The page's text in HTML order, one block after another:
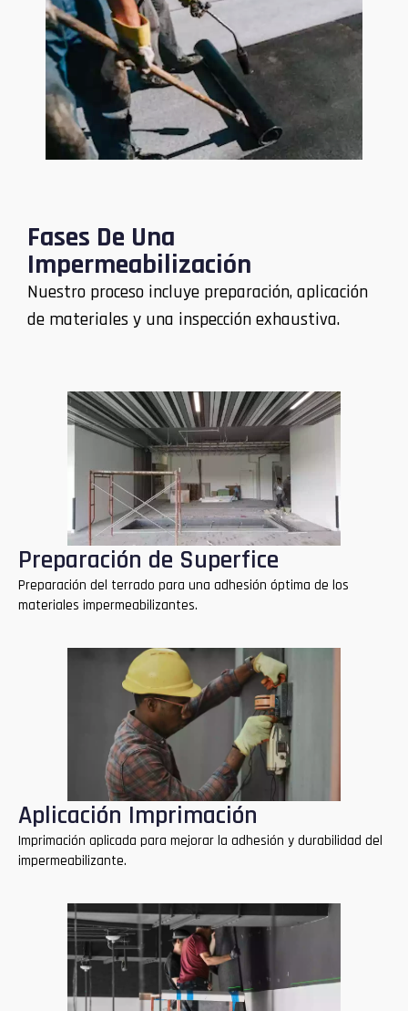
Fases De Una
Impermeabilización
Nuestro proceso incluye preparación, aplicación
de materiales y una inspección exhaustiva.
Preparación de Superfice
Preparación del terrado para una adhesión óptima de los
materiales impermeabilizantes.
Aplicación Imprimación
Imprimación aplicada para mejorar la adhesión y durabilidad del
impermeabilizante.